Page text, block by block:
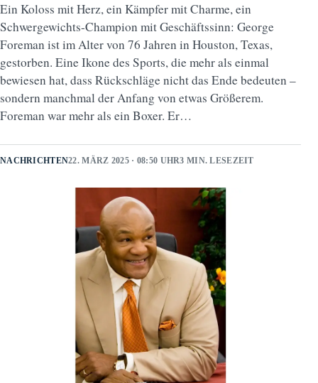
Ein Koloss mit Herz, ein Kämpfer mit Charme, ein
Schwergewichts-Champion mit Geschäftssinn: George
Foreman ist im Alter von 76 Jahren in Houston, Texas,
gestorben. Eine Ikone des Sports, die mehr als einmal
bewiesen hat, dass Rückschläge nicht das Ende bedeuten –
sondern manchmal der Anfang von etwas Größerem.
Foreman war mehr als ein Boxer. Er…
NACHRICHTEN22. MÄRZ 2025 · 08:50 UHR3 MIN. LESEZEIT